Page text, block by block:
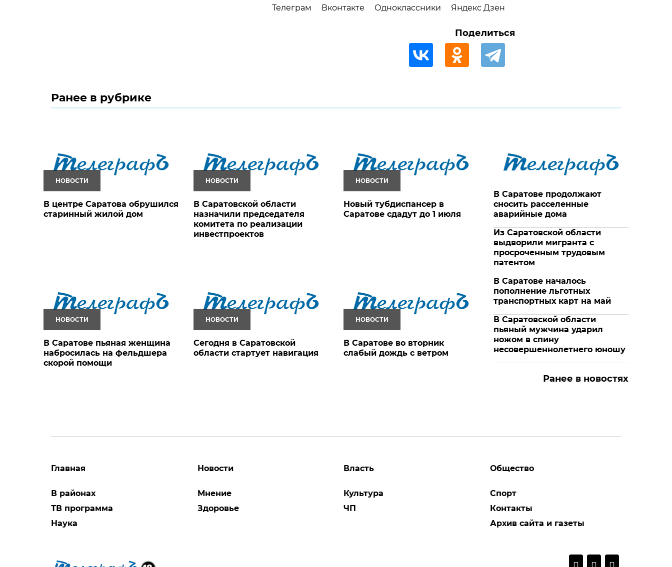
Телеграм Вконтакте Одноклассники Яндекс Дзен
Поделиться
Ранее в рубрике
НОВОСТИ
В центре Саратова обрушился
старинный жилой дом
НОВОСТИ
В Саратовской области
назначили председателя
комитета по реализации
инвестпроектов
НОВОСТИ
Новый тубдиспансер в
Саратове сдадут до 1 июля
НОВОСТИ
В Саратове пьяная женщина
набросилась на фельдшера
скорой помощи
НОВОСТИ
Сегодня в Саратовской
области стартует навигация
НОВОСТИ
В Саратове во вторник
слабый дождь с ветром
В Саратове продолжают
сносить расселенные
аварийные дома
Из Саратовcкой области
выдворили мигранта с
просроченным трудовым
патентом
В Саратове началось
пополнение льготных
транспортных карт на май
В Саратовской области
пьяный мужчина ударил
ножом в спину
несовершеннолетнего юношу
Ранее в новостях
Главная
В районах
ТВ программа
Наука
Новости
Мнение
Здоровье
Власть
Культура
ЧП
Общество
Спорт
Контакты
Архив сайта и газеты